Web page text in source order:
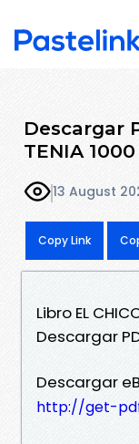
Descargar
TENIA 1000
13 August
Copy Link
Libro EL
Descargar
Descargar
http://get-